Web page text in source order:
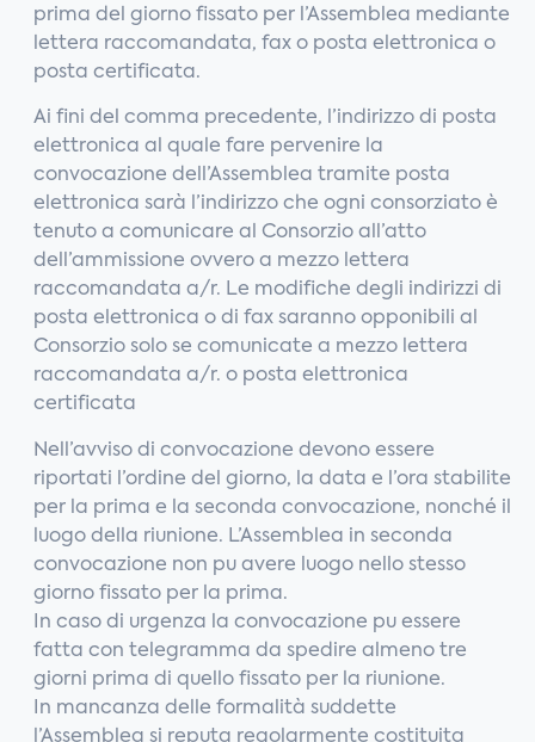
prima del giorno fissato per l’Assemblea mediante
lettera raccomandata, fax o posta elettronica o
posta certificata.
Ai fini del comma precedente, l’indirizzo di posta
elettronica al quale fare pervenire la
convocazione dell’Assemblea tramite posta
elettronica sarà l’indirizzo che ogni consorziato è
tenuto a comunicare al Consorzio all’atto
dell’ammissione ovvero a mezzo lettera
raccomandata a/r. Le modifiche degli indirizzi di
posta elettronica o di fax saranno opponibili al
Consorzio solo se comunicate a mezzo lettera
raccomandata a/r. o posta elettronica
certificata
Nell’avviso di convocazione devono essere
riportati l’ordine del giorno, la data e l’ora stabilite
per la prima e la seconda convocazione, nonché il
luogo della riunione. L’Assemblea in seconda
convocazione non pu avere luogo nello stesso
giorno fissato per la prima.
In caso di urgenza la convocazione pu essere
fatta con telegramma da spedire almeno tre
giorni prima di quello fissato per la riunione.
In mancanza delle formalità suddette
l’Assemblea si reputa regolarmente costituita